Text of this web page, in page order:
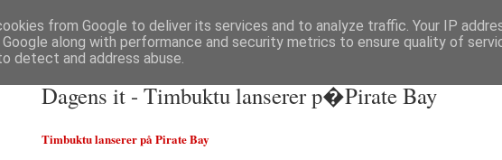
Dagens it - Timbuktu lanserer p�Pirate Bay
Timbuktu lanserer på Pirate Bay
from Google to deliver its services and to analyze traffic. Your IP
along with performance and security metrics to ensure quality of
detect and address abuse.